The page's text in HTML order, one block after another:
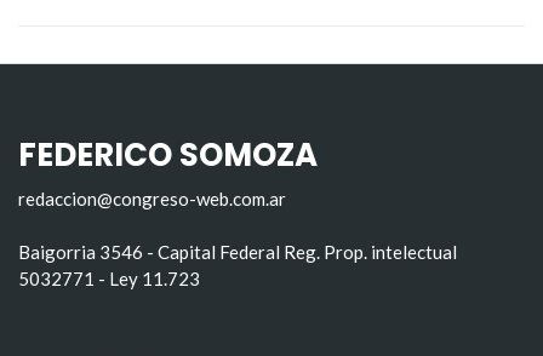
FEDERICO SOMOZA
redaccion@congreso-web.com.ar
Baigorria 3546 - Capital Federal Reg. Prop. intelectual
5032771 - Ley 11.723